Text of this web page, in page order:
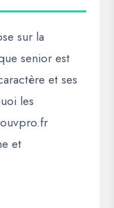
sur la
senior est
et ses
les
et